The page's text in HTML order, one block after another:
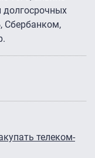
долгосрочных
Сбербанком,
телеком-